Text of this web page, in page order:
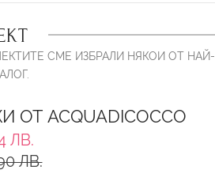
СМЕ ИЗБРАЛИ НЯКОИ ОТ НАЙ-
ОТ ACQUADICOCCO
ЛВ.
ЛВ.